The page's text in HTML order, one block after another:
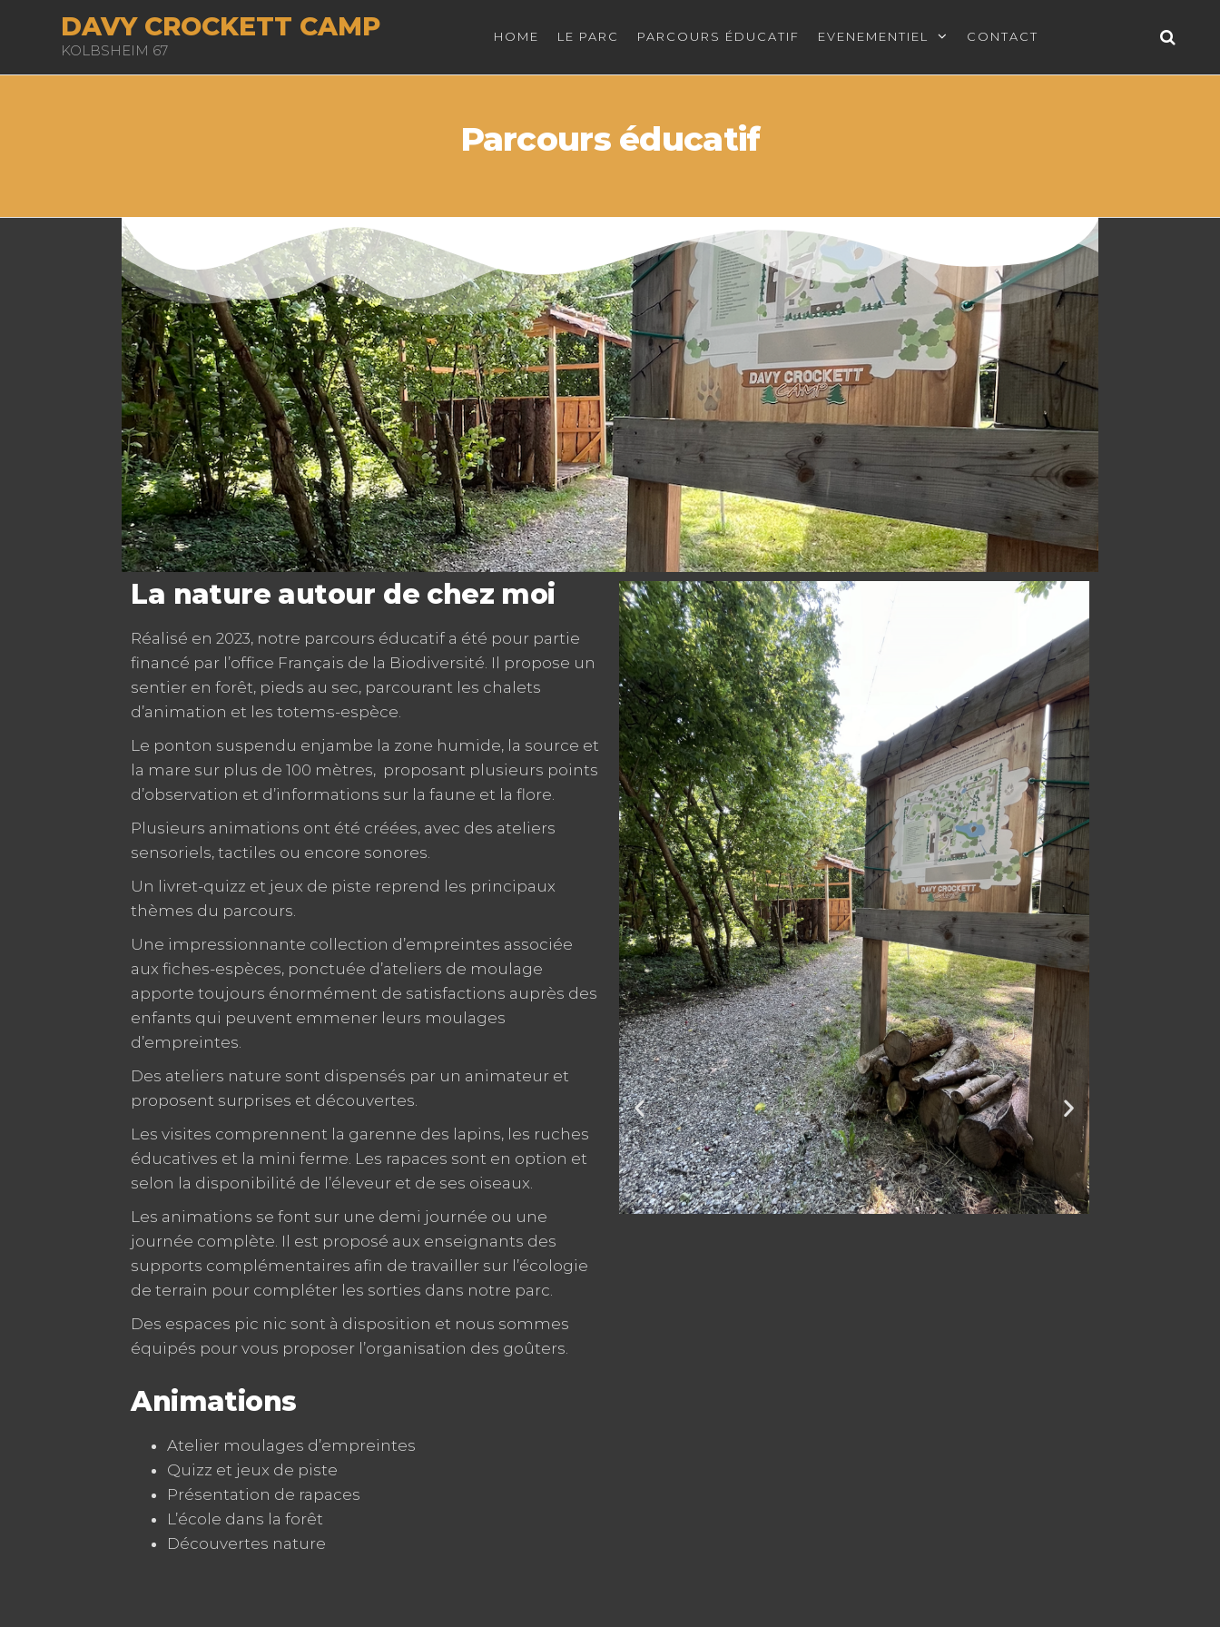
DAVY CROCKETT CAMP
KOLBSHEIM 67
HOME LE PARC PARCOURS ÉDUCATIF EVENEMENTIEL CONTACT
Parcours éducatif
.
.
.
.
.
.
.
.
.
La nature autour de chez moi
Réalisé en 2023, notre parcours éducatif a été pour partie
financé par l’office Français de la Biodiversité. Il propose un
sentier en forêt, pieds au sec, parcourant les chalets
d’animation et les totems-espèce.
Le ponton suspendu enjambe la zone humide, la source et
la mare sur plus de 100 mètres, proposant plusieurs points
d’observation et d’informations sur la faune et la flore.
Plusieurs animations ont été créées, avec des ateliers
sensoriels, tactiles ou encore sonores.
Un livret-quizz et jeux de piste reprend les principaux
thèmes du parcours.
Une impressionnante collection d’empreintes associée
aux fiches-espèces, ponctuée d’ateliers de moulage
apporte toujours énormément de satisfactions auprès des
enfants qui peuvent emmener leurs moulages
d’empreintes.
Des ateliers nature sont dispensés par un animateur et
proposent surprises et découvertes.
Les visites comprennent la garenne des lapins, les ruches
éducatives et la mini ferme. Les rapaces sont en option et
selon la disponibilité de l’éleveur et de ses oiseaux.
Les animations se font sur une demi journée ou une
journée complète. Il est proposé aux enseignants des
supports complémentaires afin de travailler sur l’écologie
de terrain pour compléter les sorties dans notre parc.
Des espaces pic nic sont à disposition et nous sommes
équipés pour vous proposer l’organisation des goûters.
Animations
Atelier moulages d’empreintes
Quizz et jeux de piste
Présentation de rapaces
L’école dans la forêt
Découvertes nature